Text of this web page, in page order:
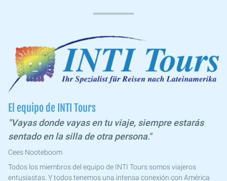
El equipo de INTI Tours
"Vayas donde vayas en tu viaje, siempre estarás
sentado en la silla de otra persona."
Cees Nooteboom
Todos los miembros del equipo de INTI Tours somos viajeros
entusiastas. Y todos tenemos una intensa conexión con América